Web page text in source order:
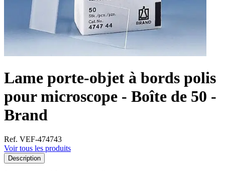
Lame porte-objet à bords polis
pour microscope - Boîte de 50 -
Brand
Ref. VEF-474743
Voir tous les produits
Description